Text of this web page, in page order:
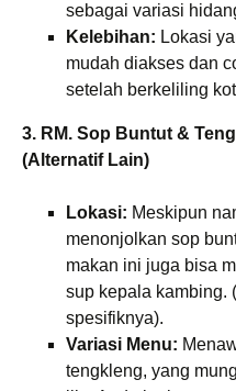
sebagai variasi
Kelebihan: Lokasi
mudah diakses dan
setelah berkeliling
3. RM. Sop Buntut &
(Alternatif Lain)
Lokasi: Meskipun
menonjolkan sop
makan ini juga bisa
sup kepala kambing.
spesifiknya).
Variasi Menu:
tengkleng, yang